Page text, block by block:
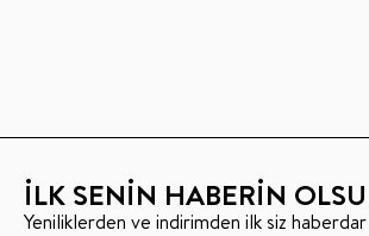
İLK SENİN HABERİN
Yeniliklerden ve indirimden ilk siz